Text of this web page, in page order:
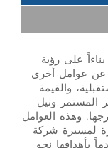
على رؤية
عن عوامل أخرى
والقيمة
المستمر ونيل
وهذه العوامل
لمسيرة شركة
بأهدافها نحو